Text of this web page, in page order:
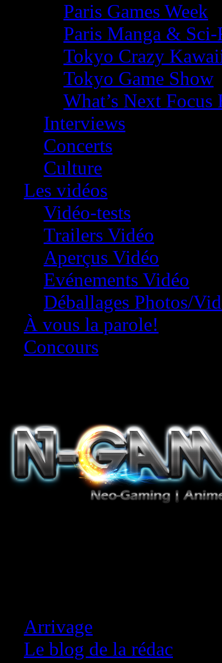
Paris Games Week
Paris Manga &
Tokyo Crazy
Tokyo Game Show
What’s Next
Interviews
Concerts
Culture
Les vidéos
Vidéo-tests
Trailers Vidéo
Aperçus Vidéo
Evénements Vidéo
Déballages Photos/
À vous la parole!
Concours
Arrivage
Le blog de la rédac